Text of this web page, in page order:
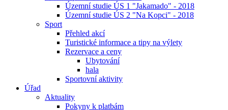
Územní studie ÚS 1 "Jakamado" - 2018
Územní studie ÚS 2 "Na Kopci" - 2018
Sport
Přehled akcí
Turistické informace a tipy na výlety
Rezervace a ceny
Ubytování
hala
Sportovní aktivity
Úřad
Aktuality
Pokyny k platbám